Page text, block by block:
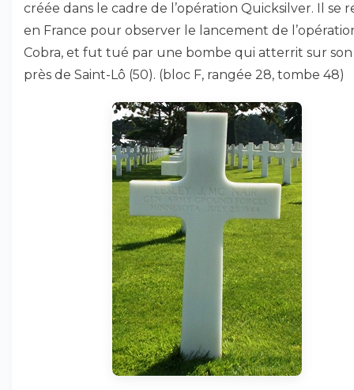
créée dans le cadre de l’opération Quicksilver. Il se
en France pour observer le lancement de
Cobra, et fut tué par une bombe qui atterrit sur son
près de Saint-Lô (50). (bloc F, rangée 28, tombe 48)